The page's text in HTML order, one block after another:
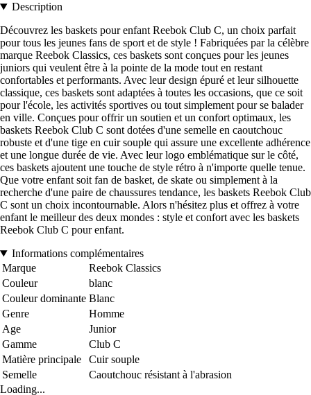
Description
Découvrez les baskets pour enfant Reebok Club C, un choix parfait
pour tous les jeunes fans de sport et de style ! Fabriquées par la célèbre
marque Reebok Classics, ces baskets sont conçues pour les jeunes
juniors qui veulent être à la pointe de la mode tout en restant
confortables et performants. Avec leur design épuré et leur silhouette
classique, ces baskets sont adaptées à toutes les occasions, que ce soit
pour l'école, les activités sportives ou tout simplement pour se balader
en ville. Conçues pour offrir un soutien et un confort optimaux, les
baskets Reebok Club C sont dotées d'une semelle en caoutchouc
robuste et d'une tige en cuir souple qui assure une excellente adhérence
et une longue durée de vie. Avec leur logo emblématique sur le côté,
ces baskets ajoutent une touche de style rétro à n'importe quelle tenue.
Que votre enfant soit fan de basket, de skate ou simplement à la
recherche d'une paire de chaussures tendance, les baskets Reebok Club
C sont un choix incontournable. Alors n'hésitez plus et offrez à votre
enfant le meilleur des deux mondes : style et confort avec les baskets
Reebok Club C pour enfant.
Informations complémentaires
Marque
Reebok Classics
Couleur
blanc
Couleur dominante Blanc
Genre
Homme
Age
Junior
Gamme
Club C
Matière principale
Cuir souple
Semelle
Caoutchouc résistant à l'abrasion
Loading...